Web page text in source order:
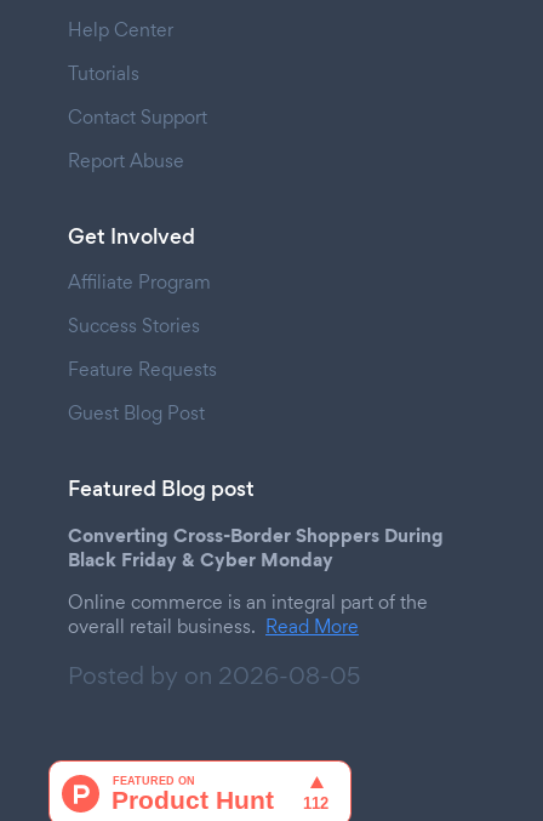
Help Center
Tutorials
Contact Support
Report Abuse
Get Involved
Affiliate Program
Success Stories
Feature Requests
Guest Blog Post
Featured Blog post
Converting Cross-Border Shoppers During
Black Friday & Cyber Monday
Online commerce is an integral part of the
overall retail business. Read More
Posted by on 2026-08-05